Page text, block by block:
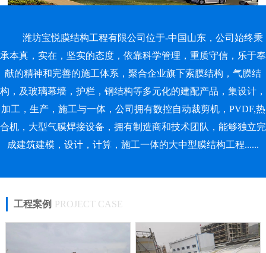
潍坊宝悦膜结构工程有限公司位于-中国山东，公司始终秉
承本真，实在，坚实的态度，依靠科学管理，重质守信，乐于奉
献的精神和完善的施工体系，聚合企业旗下索膜结构，气膜结
构，及玻璃幕墙，护栏，钢结构等多元化的建配产品，集设计，
加工，生产，施工与一体，公司拥有数控自动裁剪机，PVDF,热
合机，大型气膜焊接设备，拥有制造商和技术团队，能够独立完
成建筑建模，设计，计算，施工一体的大中型膜结构工程......
工程案例 PROJECT CASE